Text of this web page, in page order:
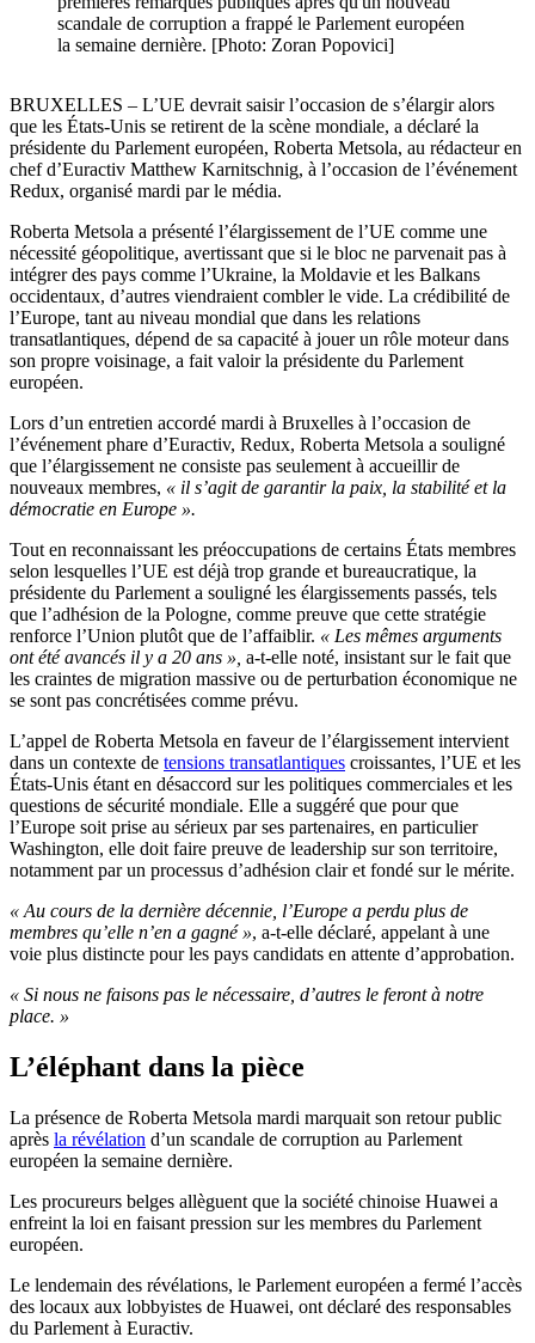
scandale de corruption a frappé le Parlement européen
la semaine dernière. [Photo: Zoran Popovici]
BRUXELLES – L’UE devrait saisir l’occasion de s’élargir alors
que les États-Unis se retirent de la scène mondiale, a déclaré la
présidente du Parlement européen, Roberta Metsola, au rédacteur en
chef d’Euractiv Matthew Karnitschnig, à l’occasion de l’événement
Redux, organisé mardi par le média.
Roberta Metsola a présenté l’élargissement de l’UE comme une
nécessité géopolitique, avertissant que si le bloc ne parvenait pas à
intégrer des pays comme l’Ukraine, la Moldavie et les Balkans
occidentaux, d’autres viendraient combler le vide. La crédibilité de
l’Europe, tant au niveau mondial que dans les relations
transatlantiques, dépend de sa capacité à jouer un rôle moteur dans
son propre voisinage, a fait valoir la présidente du Parlement
européen.
Lors d’un entretien accordé mardi à Bruxelles à l’occasion de
l’événement phare d’Euractiv, Redux, Roberta Metsola a souligné
que l’élargissement ne consiste pas seulement à accueillir de
nouveaux membres, « il s’agit de garantir la paix, la stabilité et la
démocratie en Europe ».
Tout en reconnaissant les préoccupations de certains États membres
selon lesquelles l’UE est déjà trop grande et bureaucratique, la
présidente du Parlement a souligné les élargissements passés, tels
que l’adhésion de la Pologne, comme preuve que cette stratégie
renforce l’Union plutôt que de l’affaiblir. « Les mêmes arguments
ont été avancés il y a 20 ans », a-t-elle noté, insistant sur le fait que
les craintes de migration massive ou de perturbation économique ne
se sont pas concrétisées comme prévu.
L’appel de Roberta Metsola en faveur de l’élargissement intervient
dans un contexte de tensions transatlantiques croissantes, l’UE et les
États-Unis étant en désaccord sur les politiques commerciales et les
questions de sécurité mondiale. Elle a suggéré que pour que
l’Europe soit prise au sérieux par ses partenaires, en particulier
Washington, elle doit faire preuve de leadership sur son territoire,
notamment par un processus d’adhésion clair et fondé sur le mérite.
« Au cours de la dernière décennie, l’Europe a perdu plus de
membres qu’elle n’en a gagné », a-t-elle déclaré, appelant à une
voie plus distincte pour les pays candidats en attente d’approbation.
« Si nous ne faisons pas le nécessaire, d’autres le feront à notre
place. »
L’éléphant dans la pièce
La présence de Roberta Metsola mardi marquait son retour public
après la révélation d’un scandale de corruption au Parlement
européen la semaine dernière.
Les procureurs belges allèguent que la société chinoise Huawei a
enfreint la loi en faisant pression sur les membres du Parlement
européen.
Le lendemain des révélations, le Parlement européen a fermé l’accès
des locaux aux lobbyistes de Huawei, ont déclaré des responsables
du Parlement à Euractiv.